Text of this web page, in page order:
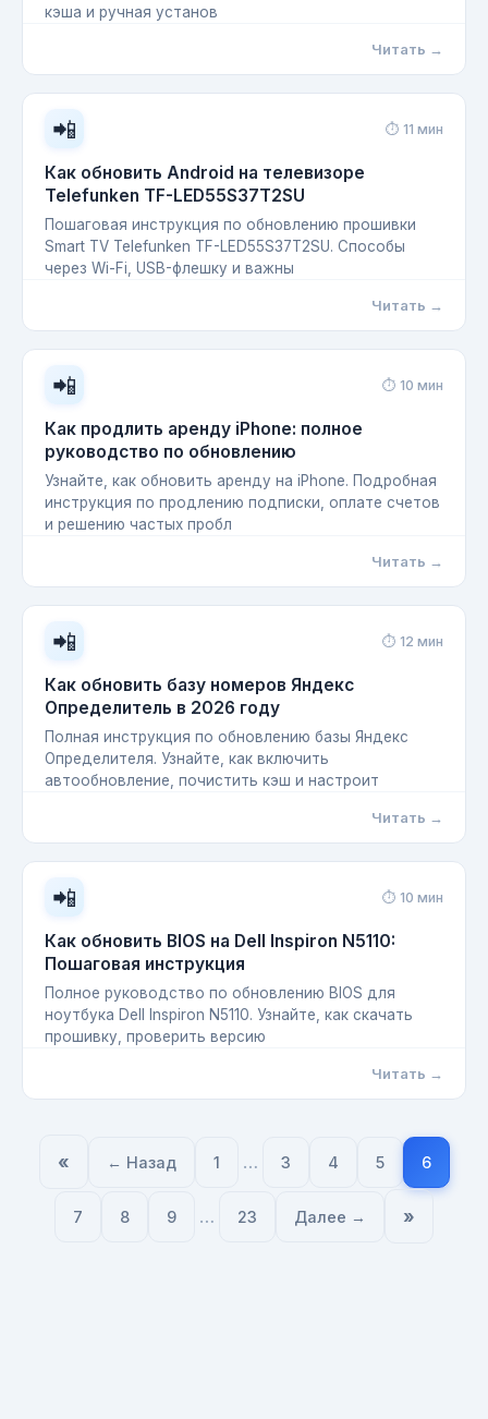
кэша и ручная установ
Читать →
📲 ⏱ 11 мин
Как обновить Android на телевизоре
Telefunken TF-LED55S37T2SU
Пошаговая инструкция по обновлению прошивки
Smart TV Telefunken TF-LED55S37T2SU. Способы
через Wi-Fi, USB-флешку и важны
Читать →
📲 ⏱ 10 мин
Как продлить аренду iPhone: полное
руководство по обновлению
Узнайте, как обновить аренду на iPhone. Подробная
инструкция по продлению подписки, оплате счетов
и решению частых пробл
Читать →
📲 ⏱ 12 мин
Как обновить базу номеров Яндекс
Определитель в 2026 году
Полная инструкция по обновлению базы Яндекс
Определителя. Узнайте, как включить
автообновление, почистить кэш и настроит
Читать →
📲 ⏱ 10 мин
Как обновить BIOS на Dell Inspiron N5110:
Пошаговая инструкция
Полное руководство по обновлению BIOS для
ноутбука Dell Inspiron N5110. Узнайте, как скачать
прошивку, проверить версию
Читать →
« ← Назад 1 … 3 4 5 6
7 8 9 … 23 Далее → »